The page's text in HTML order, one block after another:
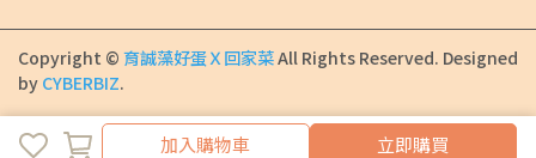
加入購物車
加入購物車 立即購買
Copyright © 育誠藻好蛋Ｘ回家菜All Rights Reserved. Designed
by CYBERBIZ.